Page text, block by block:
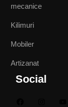
mecanice
Kilimuri
Mobiler
Artizanat
Social